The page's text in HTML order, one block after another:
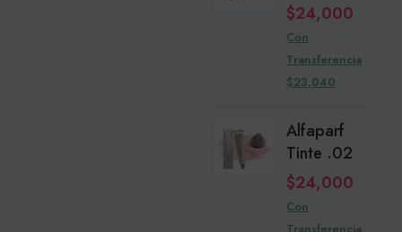
$24,000
Con
Transferencia
$23,040
Alfaparf
Tinte .02
$24,000
Con